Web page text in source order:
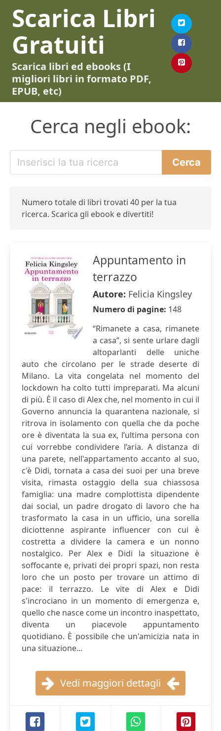
Scarica Libri
Gratuiti
Scarica libri ed ebooks (I
migliori libri in formato PDF,
EPUB, etc)
Cerca negli ebook:
Numero totale di libri trovati 40 per la tua
ricerca. Scarica gli ebook e divertiti!
Appuntamento in
terrazzo
Autore: Felicia Kingsley
Numero di pagine: 148
“Rimanete a casa, rimanete
a casa”, si sente urlare dagli
altoparlanti delle uniche
auto che circolano per le strade deserte di
Milano. La vita congelata nel momento del
lockdown ha colto tutti impreparati. Ma alcuni
di più. È il caso di Alex che, nel momento in cui il
Governo annuncia la quarantena nazionale, si
ritrova in isolamento con quella che da poche
ore è diventata la sua ex, l’ultima persona con
cui vorrebbe condividere l’aria. A distanza di
una parete, nell'appartamento accanto al suo,
c'è Didi, tornata a casa dei suoi per una breve
visita, rimasta ostaggio della sua chiassosa
famiglia: una madre complottista dipendente
dai social, un padre drogato di lavoro che ha
trasformato la casa in un ufficio, una sorella
diciottenne aspirante influencer con cui è
costretta a dividere la camera e un nonno
nostalgico. Per Alex e Didi la situazione è
soffocante e, privati dei propri spazi, non resta
loro che un posto per trovare un attimo di
pace: il terrazzo. Le vite di Alex e Didi
s'incrociano in un momento di emergenza e,
quello che nasce come un incontro inaspettato,
diventa un piacevole appuntamento
quotidiano. È possibile che un'amicizia nata in
una situazione...
Vedi maggiori dettagli